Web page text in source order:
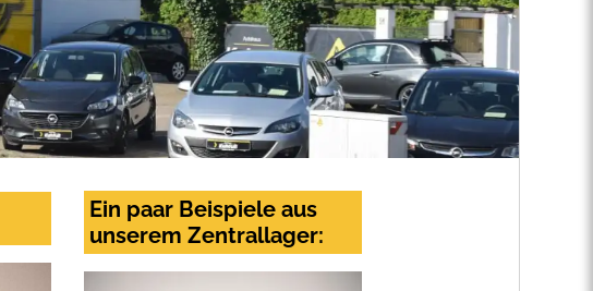
Ein paar Beispiele aus
unserem Zentrallager: